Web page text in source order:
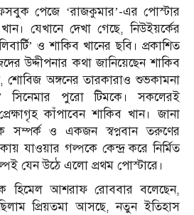
পেজে ‘রাজকুমার’-এর পোস্টার
যেখানে দেখা গেছে, নিউইয়র্কের
ও শাকিব খানের ছবি। প্রকাশিত
উদ্দীপনার কথা জানিয়েছেন শাকিব
শোবিজ অঙ্গনের তারকারাও শুভকামনা
সিনেমার পুরো টিমকে। সকলেরই
কাঁপাবেন শাকিব খান। জানা
সম্পর্ক ও একজন স্বপ্নবান তরুণের
যাওয়ার গল্পকে কেন্দ্র করে নির্মিত
যেন উঠে এলো প্রথম পোস্টারে।
হিমেল আশরাফ রোববার বলেছেন,
প্রিয়তমা আসছে, নতুন ইতিহাস